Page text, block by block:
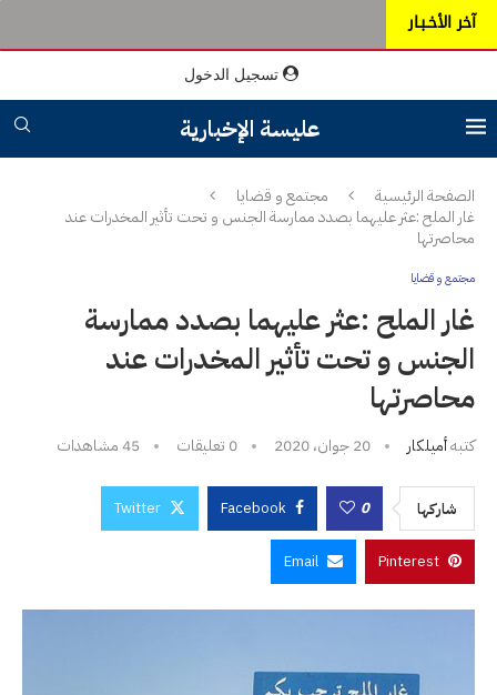
آخر الأخـبـار
تسجيل الدخول
عليسة الإخبارية
الصفحة الرئيسية
مجتمع و قضايا
غار الملح :عثر عليهما بصدد ممارسة الجنس و تحت تأثير المخدرات عند
محاصرتها
مجتمع و قضايا
غار الملح :عثر عليهما بصدد ممارسة
الجنس و تحت تأثير المخدرات عند
محاصرتها
كتبهأميلكار 20 جوان، 2020 0 تعليقات 45مشاهدات
شاركها 0
Facebook
Twitter
Pinterest
Email